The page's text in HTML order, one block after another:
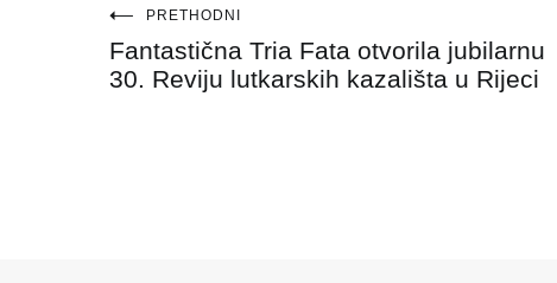
Navigacija
objava
PRETHODNI
Fantastična Tria Fata otvorila jubilarnu
30. Reviju lutkarskih kazališta u Rijeci